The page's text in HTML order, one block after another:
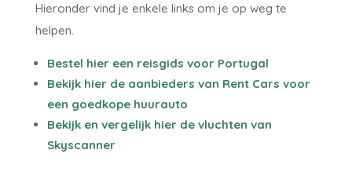
Hieronder vind je enkele links om je op weg te
helpen.
Bestel hier een reisgids voor Portugal
Bekijk hier de aanbieders van Rent Cars voor
een goedkope huurauto
Bekijk en vergelijk hier de vluchten van
Skyscanner